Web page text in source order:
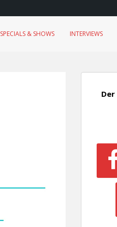
SPECIALS & SHOWS INTERVIEWS